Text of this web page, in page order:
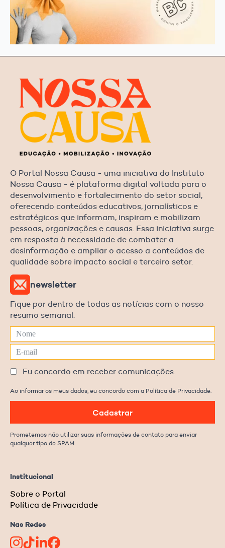
O Portal Nossa Causa - uma iniciativa do Instituto
Nossa Causa - é plataforma digital voltada para o
desenvolvimento e fortalecimento do setor social,
oferecendo conteúdos educativos, jornalísticos e
estratégicos que informam, inspiram e mobilizam
pessoas, organizações e causas. Essa iniciativa surge
em resposta à necessidade de combater a
desinformação e ampliar o acesso a conteúdos de
qualidade sobre impacto social e terceiro setor.
Institucional
Sobre o Portal
Política de Privacidade
Nas Redes
newsletter
Fique por dentro de todas as notícias com o nosso
resumo semanal.
Eu concordo em receber comunicações.
Ao informar os meus dados, eu concordo com a Política de Privacidade.
Cadastrar
Prometemos não utilizar suas informações de contato para enviar
qualquer tipo de SPAM.